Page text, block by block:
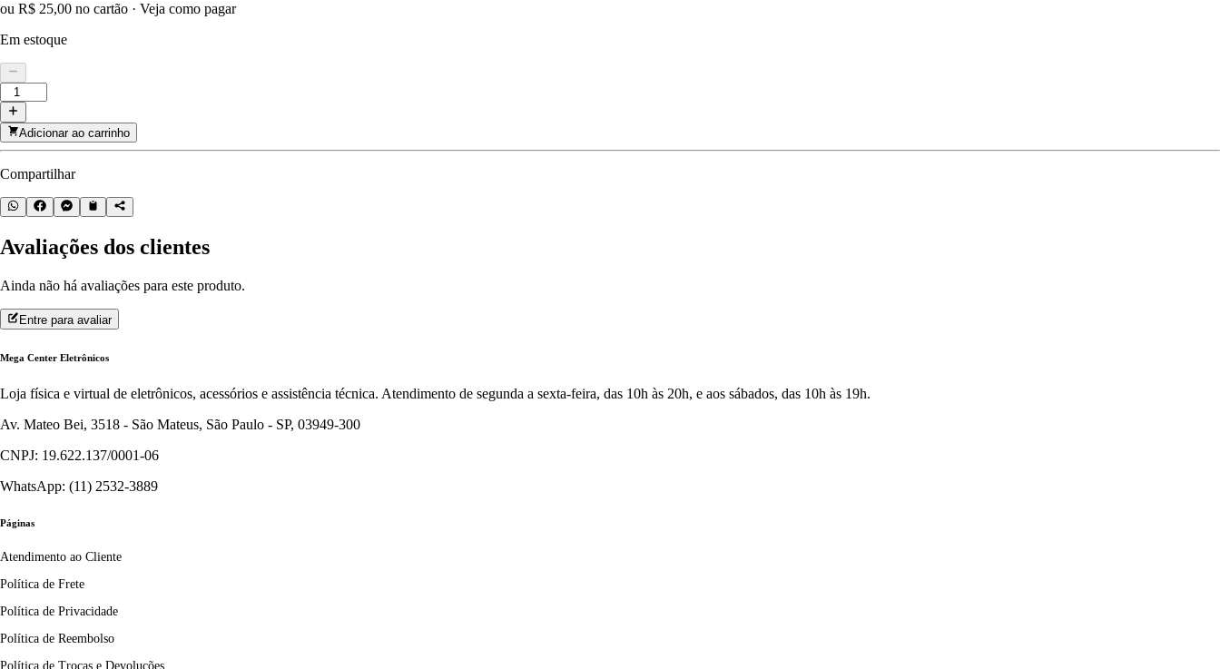
ou R$ 25,00 no cartão · Veja como pagar
Em estoque
Adicionar ao carrinho
Compartilhar
Avaliações dos clientes
Ainda não há avaliações para este produto.
Entre para avaliar
Mega Center Eletrônicos
Loja física e virtual de eletrônicos, acessórios e assistência técnica. Atendimento de segunda a sexta-feira, das 10h às 20h, e aos sábados, das 10h às 19h.
Av. Mateo Bei, 3518 - São Mateus, São Paulo - SP, 03949-300
CNPJ: 19.622.137/0001-06
WhatsApp: (11) 2532-3889
Páginas
Atendimento ao Cliente
Política de Frete
Política de Privacidade
Política de Reembolso
Política de Trocas e Devoluções